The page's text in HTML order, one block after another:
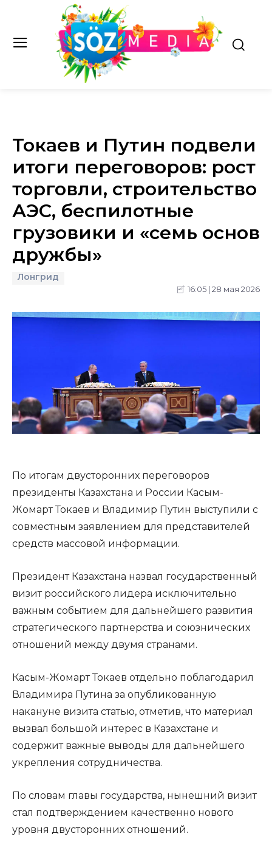
Токаев и Путин подвели
итоги переговоров: рост
торговли, строительство
АЭС, беспилотные
грузовики и «семь основ
дружбы»
Лонгрид
16:05 | 28 мая 2026
По итогам двусторонних переговоров
президенты Казахстана и России Касым-
Жомарт Токаев и Владимир Путин выступили с
совместным заявлением для представителей
средств массовой информации.
Президент Казахстана назвал государственный
визит российского лидера исключительно
важным событием для дальнейшего развития
стратегического партнерства и союзнических
отношений между двумя странами.
Касым-Жомарт Токаев отдельно поблагодарил
Владимира Путина за опубликованную
накануне визита статью, отметив, что материал
вызвал большой интерес в Казахстане и
содержит важные выводы для дальнейшего
укрепления сотрудничества.
По словам главы государства, нынешний визит
стал подтверждением качественно нового
уровня двусторонних отношений.